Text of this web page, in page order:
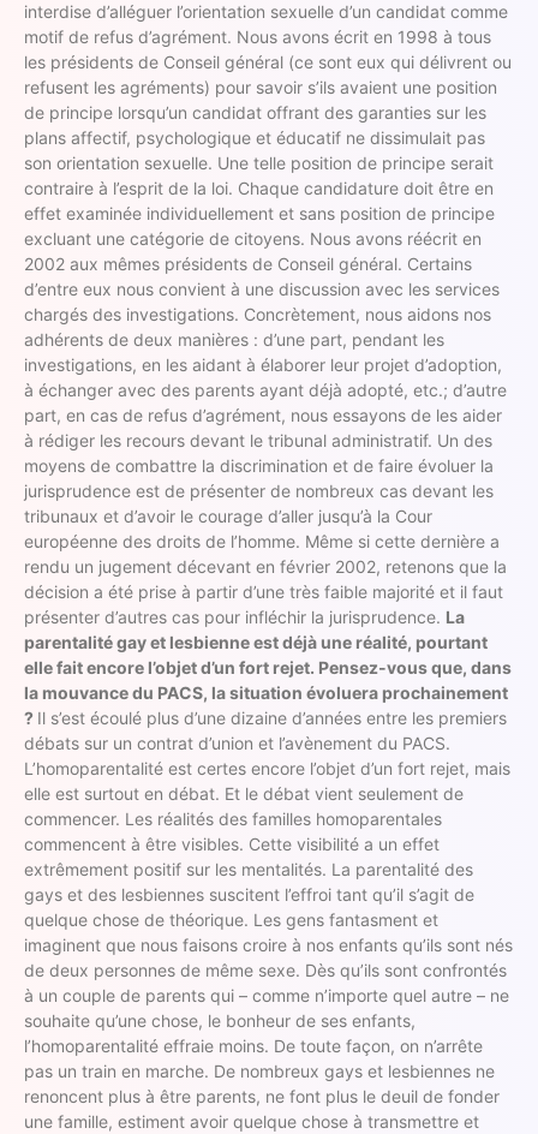
interdise d’alléguer l’orientation sexuelle d’un candidat comme
motif de refus d’agrément. Nous avons écrit en 1998 à tous
les présidents de Conseil général (ce sont eux qui délivrent ou
refusent les agréments) pour savoir s’ils avaient une position
de principe lorsqu’un candidat offrant des garanties sur les
plans affectif, psychologique et éducatif ne dissimulait pas
son orientation sexuelle. Une telle position de principe serait
contraire à l’esprit de la loi. Chaque candidature doit être en
effet examinée individuellement et sans position de principe
excluant une catégorie de citoyens. Nous avons réécrit en
2002 aux mêmes présidents de Conseil général. Certains
d’entre eux nous convient à une discussion avec les services
chargés des investigations. Concrètement, nous aidons nos
adhérents de deux manières : d’une part, pendant les
investigations, en les aidant à élaborer leur projet d’adoption,
à échanger avec des parents ayant déjà adopté, etc.; d’autre
part, en cas de refus d’agrément, nous essayons de les aider
à rédiger les recours devant le tribunal administratif. Un des
moyens de combattre la discrimination et de faire évoluer la
jurisprudence est de présenter de nombreux cas devant les
tribunaux et d’avoir le courage d’aller jusqu’à la Cour
européenne des droits de l’homme. Même si cette dernière a
rendu un jugement décevant en février 2002, retenons que la
décision a été prise à partir d’une très faible majorité et il faut
présenter d’autres cas pour infléchir la jurisprudence. La
parentalité gay et lesbienne est déjà une réalité, pourtant
elle fait encore l’objet d’un fort rejet. Pensez-vous que, dans
la mouvance du PACS, la situation évoluera prochainement
? Il s’est écoulé plus d’une dizaine d’années entre les premiers
débats sur un contrat d’union et l’avènement du PACS.
L’homoparentalité est certes encore l’objet d’un fort rejet, mais
elle est surtout en débat. Et le débat vient seulement de
commencer. Les réalités des familles homoparentales
commencent à être visibles. Cette visibilité a un effet
extrêmement positif sur les mentalités. La parentalité des
gays et des lesbiennes suscitent l’effroi tant qu’il s’agit de
quelque chose de théorique. Les gens fantasment et
imaginent que nous faisons croire à nos enfants qu’ils sont nés
de deux personnes de même sexe. Dès qu’ils sont confrontés
à un couple de parents qui – comme n’importe quel autre – ne
souhaite qu’une chose, le bonheur de ses enfants,
l’homoparentalité effraie moins. De toute façon, on n’arrête
pas un train en marche. De nombreux gays et lesbiennes ne
renoncent plus à être parents, ne font plus le deuil de fonder
une famille, estiment avoir quelque chose à transmettre et